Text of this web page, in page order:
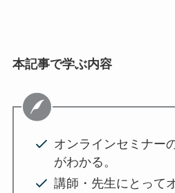
本記事で学ぶ内容
オンラインセミナー
がわかる。
講師・先生にとって